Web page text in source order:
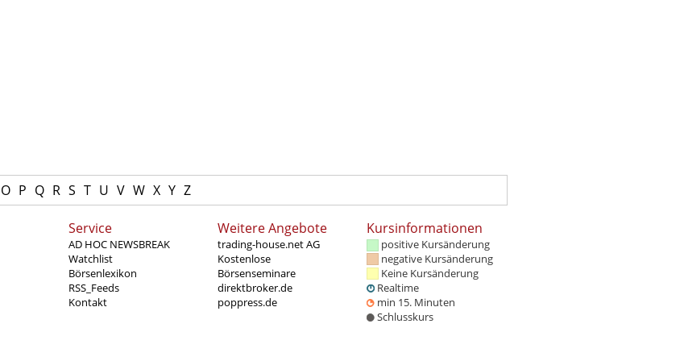
O P Q R S T U V W X Y Z
Service
AD HOC NEWSBREAK
Watchlist
Börsenlexikon
RSS_Feeds
Kontakt
Weitere Angebote
trading-house.net AG
Kostenlose
Börsenseminare
direktbroker.de
poppress.de
Kursinformationen
positive Kursänderung
negative Kursänderung
Keine Kursänderung
Realtime
min 15. Minuten
Schlusskurs